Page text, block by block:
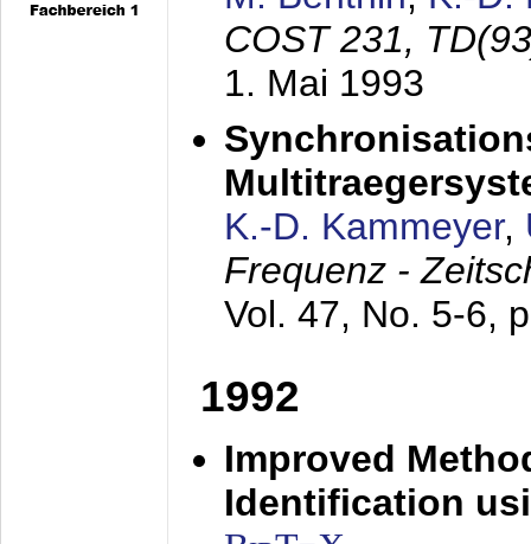
COST 231,
1. Mai 1993
K.-D. Kammeyer,
Frequenz -
Vol. 47, No. 5-6,
1992
Improved
Identification